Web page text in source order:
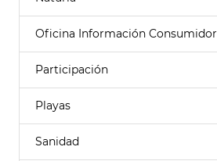
Oficina Información Consumidor
Participación
Playas
Sanidad